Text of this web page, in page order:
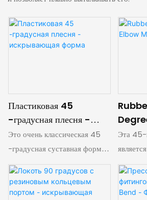
Пластиковая 45
-градусная плесня -
искрывающая форма
Это очень классическая 45
-градусная суставная форма.
Плесень состоит из двух
наборов механизмов тяги
ядра. Один контролируется
-
Эта 45-